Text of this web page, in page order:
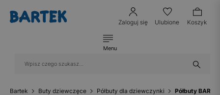
Zaloguj się Ulubione Koszyk
Menu
Bartek Buty dziewczęce Półbuty dla dziewczynki Półbuty